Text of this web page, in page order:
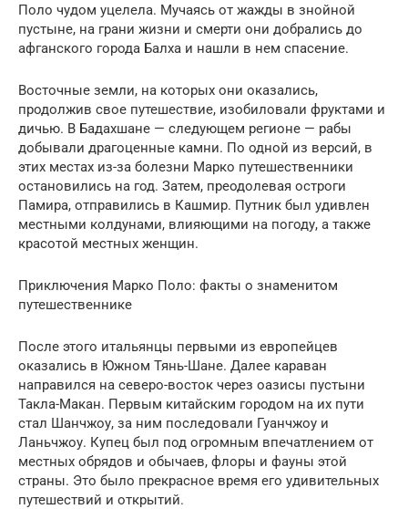
Поло чудом уцелела. Мучаясь от жажды в знойной
пустыне, на грани жизни и смерти они добрались до
афганского города Балха и нашли в нем спасение.
Восточные земли, на которых они оказались,
продолжив свое путешествие, изобиловали фруктами и
дичью. В Бадахшане — следующем регионе — рабы
добывали драгоценные камни. По одной из версий, в
этих местах из-за болезни Марко путешественники
остановились на год. Затем, преодолевая остроги
Памира, отправились в Кашмир. Путник был удивлен
местными колдунами, влияющими на погоду, а также
красотой местных женщин.
Приключения Марко Поло: факты о знаменитом
путешественнике
После этого итальянцы первыми из европейцев
оказались в Южном Тянь-Шане. Далее караван
направился на северо-восток через оазисы пустыни
Такла-Макан. Первым китайским городом на их пути
стал Шанчжоу, за ним последовали Гуанчжоу и
Ланьчжоу. Купец был под огромным впечатлением от
местных обрядов и обычаев, флоры и фауны этой
страны. Это было прекрасное время его удивительных
путешествий и открытий.